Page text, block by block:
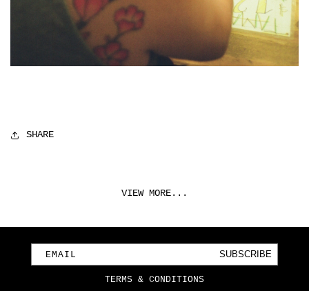
SHARE
VIEW MORE...
EMAIL SUBSCRIBE
TERMS & CONDITIONS